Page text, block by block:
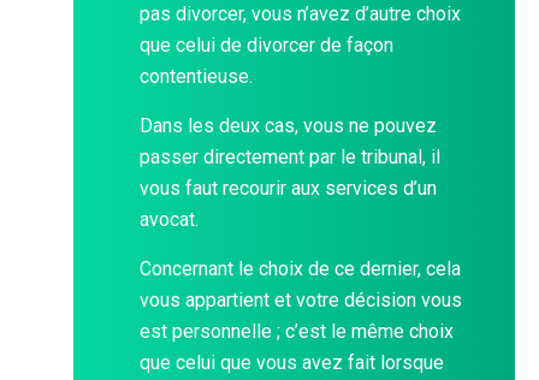
pas divorcer, vous n’avez d’autre choix
que celui de divorcer de façon
contentieuse.
Dans les deux cas, vous ne pouvez
passer directement par le tribunal, il
vous faut recourir aux services d’un
avocat.
Concernant le choix de ce dernier, cela
vous appartient et votre décision vous
est personnelle ; c’est le même choix
que celui que vous avez fait lorsque